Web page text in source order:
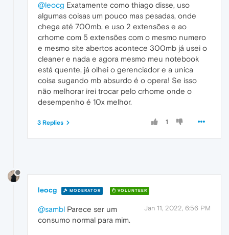
@leocg Exatamente como thiago disse, uso
algumas coisas um pouco mas pesadas, onde
chega até 700mb, e uso 2 extensões e ao
crhome com 5 extensões com o mesmo numero
e mesmo site abertos acontece 300mb já usei o
cleaner e nada e agora mesmo meu notebook
está quente, já olhei o gerenciador e a unica
coisa sugando mb absurdo é o opera! Se isso
não melhorar irei trocar pelo crhome onde o
desempenho é 10x melhor.
1
3 Replies
leocg MODERATOR VOLUNTEER
Jan 11, 2022, 6:56 PM
@sambl Parece ser um
consumo normal para mim.